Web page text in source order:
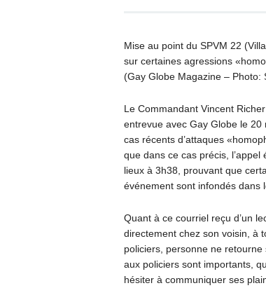
Mise au point du SPVM 22
sur certaines agressions
(Gay Globe Magazine – Photo:
Le Commandant Vincent
entrevue avec Gay Globe le
cas récents d’attaques
que dans ce cas précis,
lieux à 3h38, prouvant que
événement sont infondés dans
Quant à ce courriel reçu d’un
directement chez son voisin, à
policiers, personne ne
aux policiers sont importants,
hésiter à communiquer ses